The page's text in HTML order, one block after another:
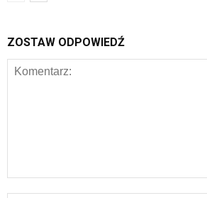
ZOSTAW ODPOWIEDŹ